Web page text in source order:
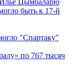
быть к 17-й
"Спартаку"
по 767 тысяч